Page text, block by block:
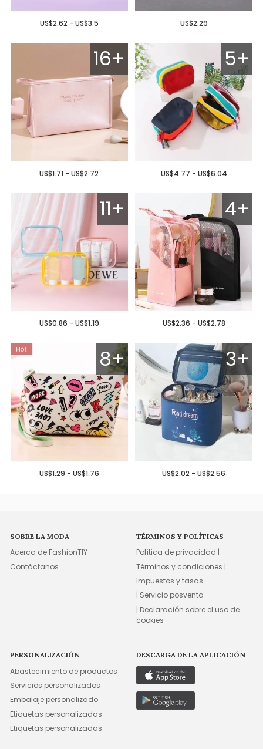
US$2.62 - US$3.5 US$2.29
16+
US$1.71 - US$2.72
5+
US$4.77 - US$6.04
11+
US$0.86 - US$1.19
4+
US$2.36 - US$2.78
8+
US$1.29 - US$1.76
3+
US$2.02 - US$2.56
SOBRE LA MODA
Acerca de FashionTIY
Contáctanos
TÉRMINOS Y POLÍTICAS
Política de privacidad |
Términos y condiciones |
Impuestos y tasas
| Servicio posventa
| Declaración sobre el uso de
cookies
PERSONALIZACIÓN
Abastecimiento de productos
Servicios personalizados
Embalaje personalizado
Etiquetas personalizadas
Etiquetas personalizadas
DESCARGA DE LA APLICACIÓN